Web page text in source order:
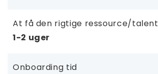
At få den rigtige ressource/talent
1-2 uger
Onboarding tid